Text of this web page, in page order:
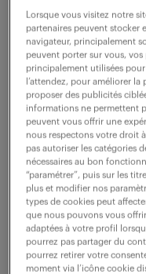
40 000 - 50 000 €
Gestion Multi-Entités
charge la
plusieurs entités
bancaires. Vous
voir l'offre
comptable
Lorsque vous visitez notre
partenaires peuvent stocker
navigateur, principalement
peuvent porter sur vous,
principalement utilisées
l’attendez, pour améliorer
proposer des publicités
informations ne permettent
peuvent vous offrir une
nous respectons votre droit
pas autoriser les catégories
nécessaires au bon
“paramétrer”, puis sur les
plus et modifier nos
types de cookies peut
que nous pouvons vous
adaptées à votre profil
pourrez pas partager du
pourrez retirer votre
moment via l’icône cookie